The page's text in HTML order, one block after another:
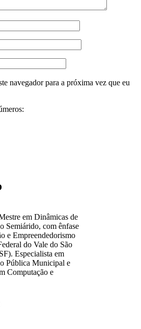
navegador para a próxima vez que eu
em Dinâmicas de
Semiárido, com ênfase
e Empreendedorismo
do Vale do São
Especialista em
Pública Municipal e
Computação e